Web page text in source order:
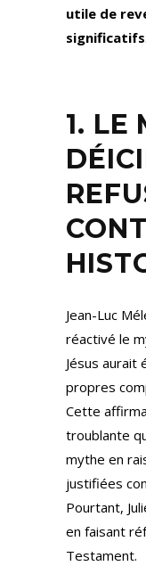
utile de
significatifs.
1. LE
Jean-Luc
réactivé le
Jésus aurait
propres
Cette
troublante
mythe en
justifiées
Pourtant,
en faisant
Testament.